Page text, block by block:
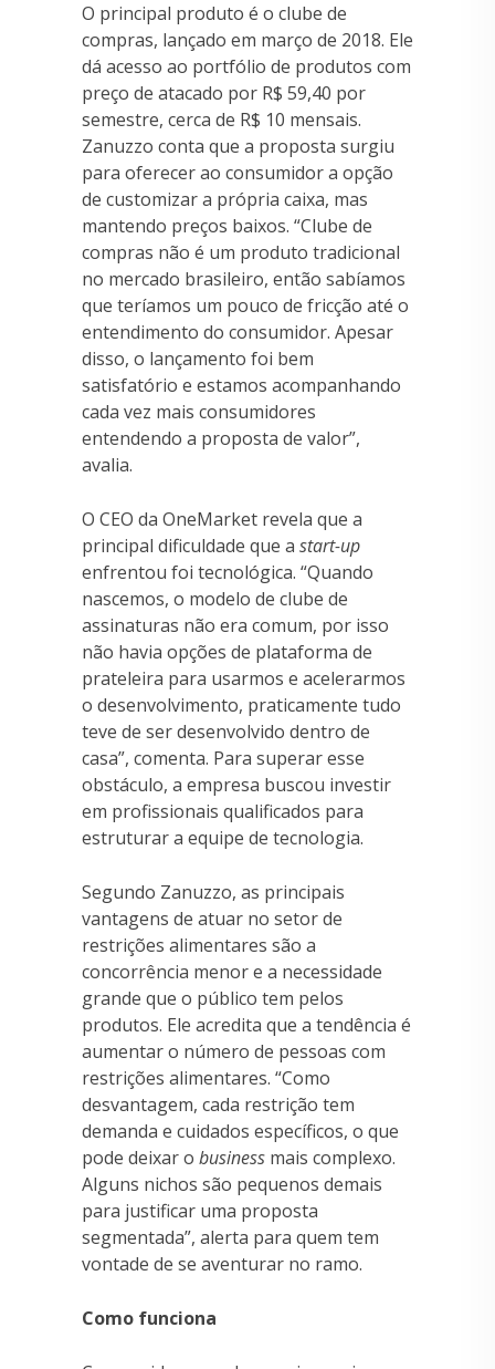
O principal produto é o clube de
compras, lançado em março de 2018. Ele
dá acesso ao portfólio de produtos com
preço de atacado por R$ 59,40 por
semestre, cerca de R$ 10 mensais.
Zanuzzo conta que a proposta surgiu
para oferecer ao consumidor a opção
de customizar a própria caixa, mas
mantendo preços baixos. “Clube de
compras não é um produto tradicional
no mercado brasileiro, então sabíamos
que teríamos um pouco de fricção até o
entendimento do consumidor. Apesar
disso, o lançamento foi bem
satisfatório e estamos acompanhando
cada vez mais consumidores
entendendo a proposta de valor”,
avalia.
O CEO da OneMarket revela que a
principal dificuldade que a start-up
enfrentou foi tecnológica. “Quando
nascemos, o modelo de clube de
assinaturas não era comum, por isso
não havia opções de plataforma de
prateleira para usarmos e acelerarmos
o desenvolvimento, praticamente tudo
teve de ser desenvolvido dentro de
casa”, comenta. Para superar esse
obstáculo, a empresa buscou investir
em profissionais qualificados para
estruturar a equipe de tecnologia.
Segundo Zanuzzo, as principais
vantagens de atuar no setor de
restrições alimentares são a
concorrência menor e a necessidade
grande que o público tem pelos
produtos. Ele acredita que a tendência é
aumentar o número de pessoas com
restrições alimentares. “Como
desvantagem, cada restrição tem
demanda e cuidados específicos, o que
pode deixar o business mais complexo.
Alguns nichos são pequenos demais
para justificar uma proposta
segmentada”, alerta para quem tem
vontade de se aventurar no ramo.
Como funciona